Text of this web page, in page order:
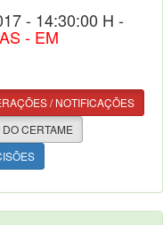
- 14:30:00 H -
- EM
/ NOTIFICAÇÕES
CERTAME